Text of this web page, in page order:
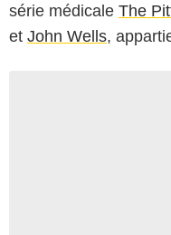
série médicale The
et John Wells,